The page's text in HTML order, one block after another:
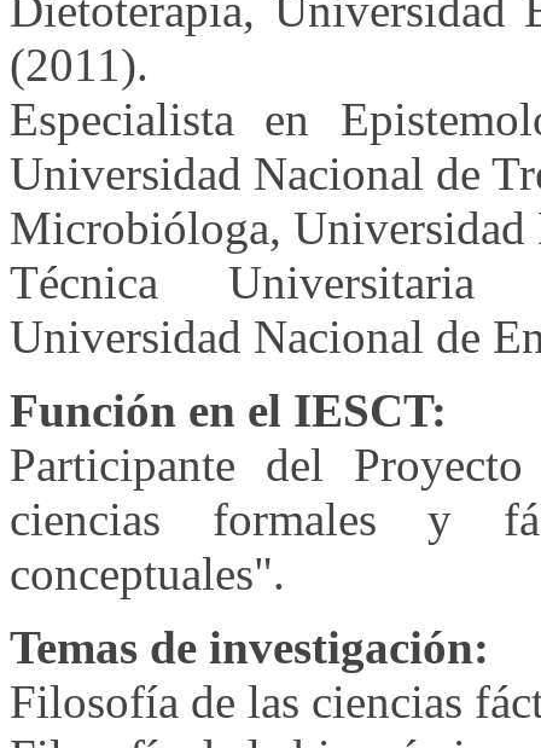
(2011).
Especialista en
Universidad Nacional de
Microbióloga, Universidad
Técnica
Universidad Nacional de
Función en el IESCT:
Participante del
ciencias formales y
conceptuales".
Temas de investigación:
Filosofía de las ciencias